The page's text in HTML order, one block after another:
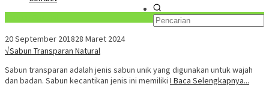
20 September 201828 Maret 2024
√Sabun Transparan Natural
Sabun transparan adalah jenis sabun unik yang digunakan untuk wajah
dan badan. Sabun kecantikan jenis ini memiliki I Baca Selengkapnya...